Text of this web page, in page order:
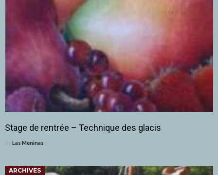
Stage de rentrée – Technique des glacis
By Las Meninas
ARCHIVES